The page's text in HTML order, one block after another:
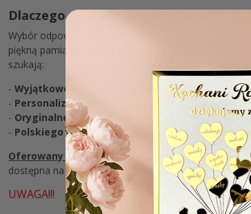
Dlaczego warto wybrać nasze
Wybór odpowiedniego podziękowania komunijnego
piękną pamiątką na długie lata. Nasze
szukają:
-Wyjątkowego i trwałego upominku– solidne
- Personalizowanego prezentu komunijnego
–
- Oryginalnego podziękowania na Pierwszą
- Polskiego produktu– wysoka jakość wykonania i
Oferowany model serca dedykowany jest dla
dostępna na innych naszych aukcjach.
UWAGA!!!